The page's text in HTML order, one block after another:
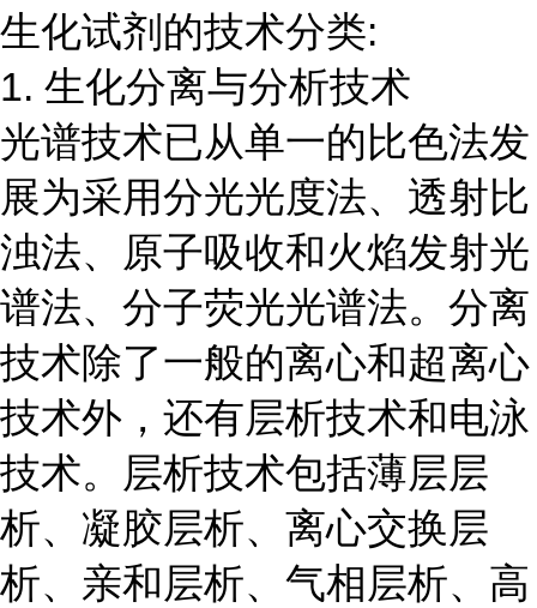
生化试剂的技术分类:
1. 生化分离与分析技术
光谱技术已从单一的比色法发
展为采用分光光度法、透射比
浊法、原子吸收和火焰发射光
谱法、分子荧光光谱法。分离
技术除了一般的离心和超离心
技术外，还有层析技术和电泳
技术。层析技术包括薄层层
析、凝胶层析、离心交换层
析、亲和层析、气相层析、高